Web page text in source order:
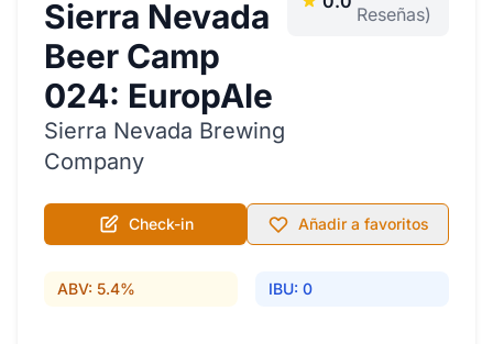
Sierra Nevada
Beer Camp
024: EuropAle
Sierra Nevada Brewing
Company
Reseñas)
Check-in Añadir a favoritos
ABV: 5.4% IBU: 0